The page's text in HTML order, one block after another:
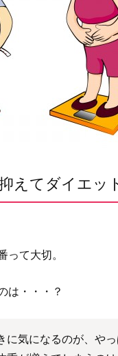
えてダイエッ
って大切。
は・・・？
に気になるのが、や